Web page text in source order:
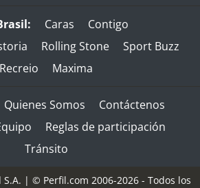
Caras
Contigo
Rolling Stone
Sport Buzz
Recreio
Maxima
Quienes Somos
Contáctenos
Reglas de participación
Tránsito
| © Perfil.com 2006-2026 - Todos los